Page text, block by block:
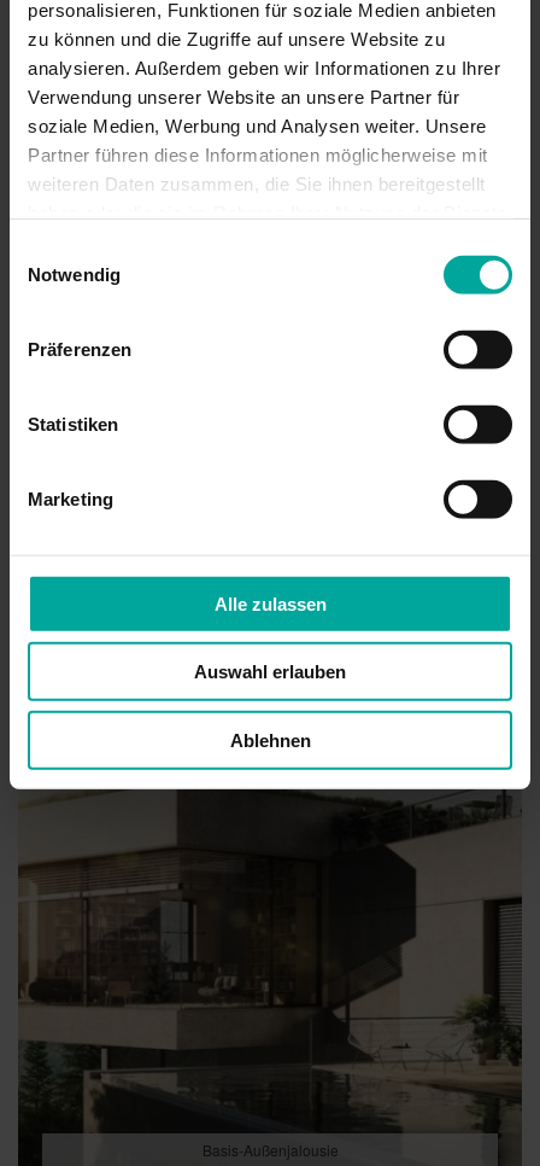
personalisieren, Funktionen für soziale Medien anbieten
zu können und die Zugriffe auf unsere Website zu
analysieren. Außerdem geben wir Informationen zu Ihrer
Verwendung unserer Website an unsere Partner für
soziale Medien, Werbung und Analysen weiter. Unsere
Partner führen diese Informationen möglicherweise mit
weiteren Daten zusammen, die Sie ihnen bereitgestellt
Notwendig
Präferenzen
Statistiken
Marketing
Alle zulassen
Auswahl erlauben
Ablehnen
Weitere Informationen
Das könnte Sie auch interessieren
Aufsetz-Außenjalousie
Basis-Außenjalousie